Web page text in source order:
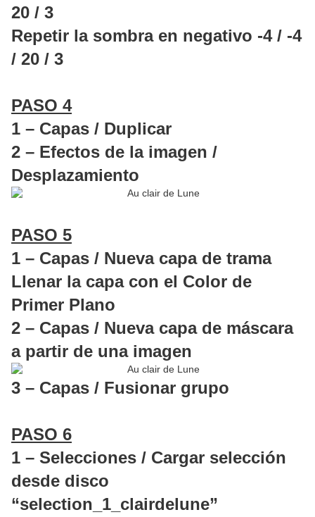
20 / 3
Repetir la sombra en negativo -4 / -4
/ 20 / 3
PASO 4
1 – Capas / Duplicar
2 – Efectos de la imagen /
Desplazamiento
PASO 5
1 – Capas / Nueva capa de trama
Llenar la capa con el Color de
Primer Plano
2 – Capas / Nueva capa de máscara
a partir de una imagen
3 – Capas / Fusionar grupo
PASO 6
1 – Selecciones / Cargar selección
desde disco
“selection_1_clairdelune”